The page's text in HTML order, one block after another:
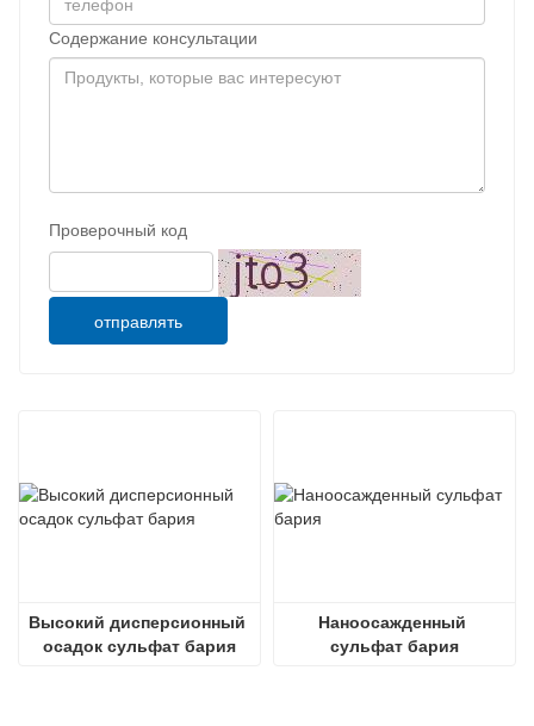
Содержание консультации
Проверочный код
отправлять
Высокий дисперсионный
осадок сульфат бария
Наноосажденный
сульфат бария